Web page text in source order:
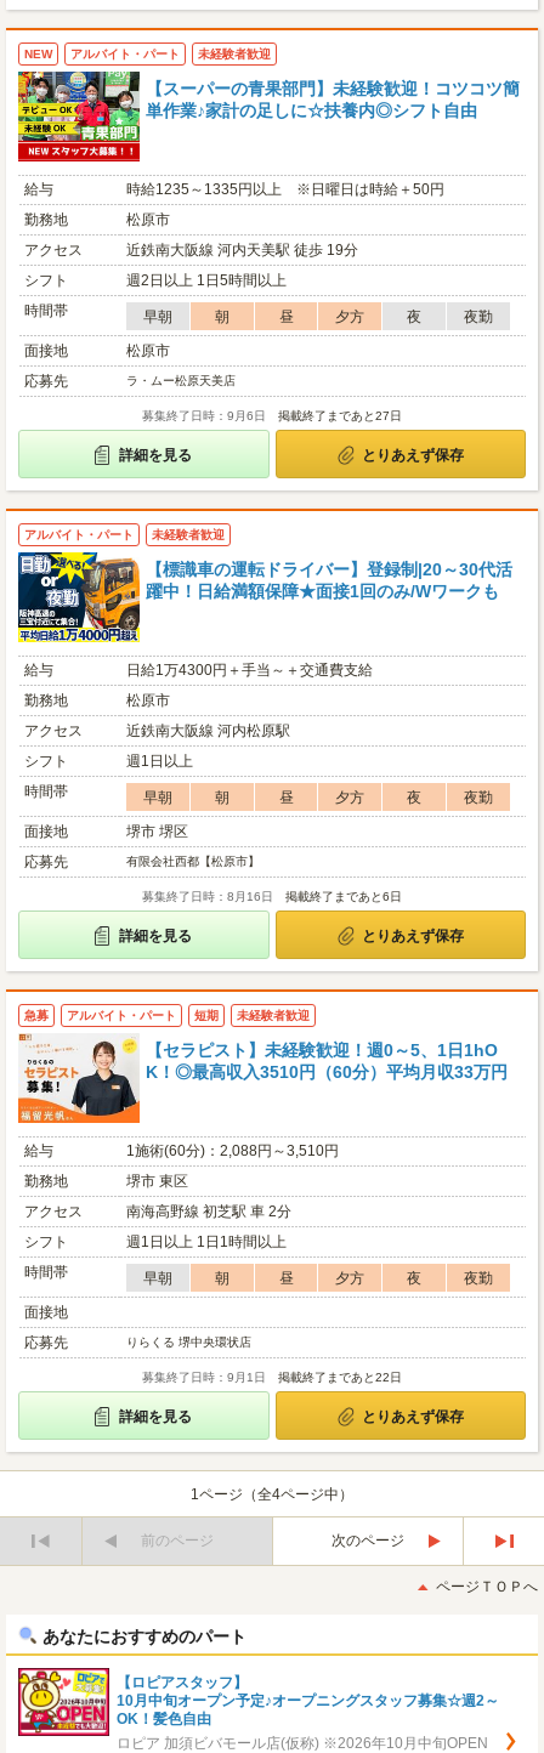
NEW アルバイト・パート 未経験者歓迎
【スーパーの青果部門】未経験歓迎！コツコツ簡
単作業♪家計の足しに☆扶養内◎シフト自由
給与
時給1235～1335円以上 ※日曜日は時給＋50円
勤務地
松原市
アクセス
近鉄南大阪線 河内天美駅 徒歩 19分
シフト
週2日以上 1日5時間以上
時間帯
早朝 朝 昼 夕方 夜
夜勤
面接地
松原市
応募先
ラ・ムー松原天美店
募集終了日時：9月6日 掲載終了まであと27日
詳細を見る とりあえず保存
アルバイト・パート 未経験者歓迎
【標識車の運転ドライバー】登録制|20～30代活
躍中！日給満額保障★面接1回のみ/Wワークも
給与
日給1万4300円＋手当～＋交通費支給
勤務地
松原市
アクセス
近鉄南大阪線 河内松原駅
シフト
週1日以上
時間帯
早朝 朝 昼 夕方 夜
夜勤
面接地
堺市 堺区
応募先
有限会社西都【松原市】
募集終了日時：8月16日 掲載終了まであと6日
詳細を見る とりあえず保存
急募 アルバイト・パート 短期 未経験者歓迎
【セラピスト】未経験歓迎！週0～5、1日1hO
K！◎最高収入3510円（60分）平均月収33万円
給与
1施術(60分)：2,088円～3,510円
勤務地
堺市 東区
アクセス
南海高野線 初芝駅 車 2分
シフト
週1日以上 1日1時間以上
時間帯
早朝 朝 昼 夕方 夜
夜勤
面接地
応募先
りらくる 堺中央環状店
募集終了日時：9月1日 掲載終了まであと22日
詳細を見る とりあえず保存
1ページ（全4ページ中）
前のページ
次のページ
後
ページＴＯＰへ
あなたにおすすめのパート
【ロピアスタッフ】
10月中旬オープン予定♪オープニングスタッフ募集☆週2～
OK！髪色自由
ロピア 加須ビバモール店(仮称) ※2026年10月中旬OPEN